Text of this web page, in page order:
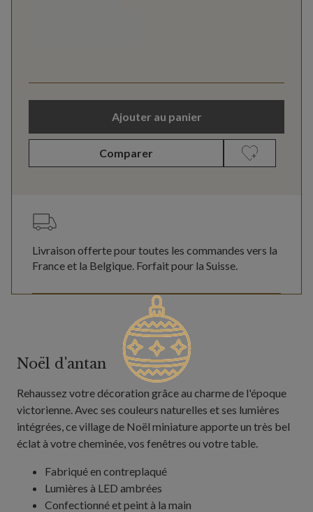
Ajouter au panier
Comparer
Livraison offerte pour toutes les commandes vers la
France et la Belgique. Forfait pour la Suisse.
Noël d'antan
Rehaussez votre décoration grâce au charme de l'époque
victorienne. Avec ses couleurs naturelles et ses lumières
intégrées, ce village de Noël miniature apporte un très bel
éclat à votre cheminée, vos fenêtres ou votre table.
Fabriqué en contreplaqué
Lumières à LED ambrées
Confectionné et peint à la main